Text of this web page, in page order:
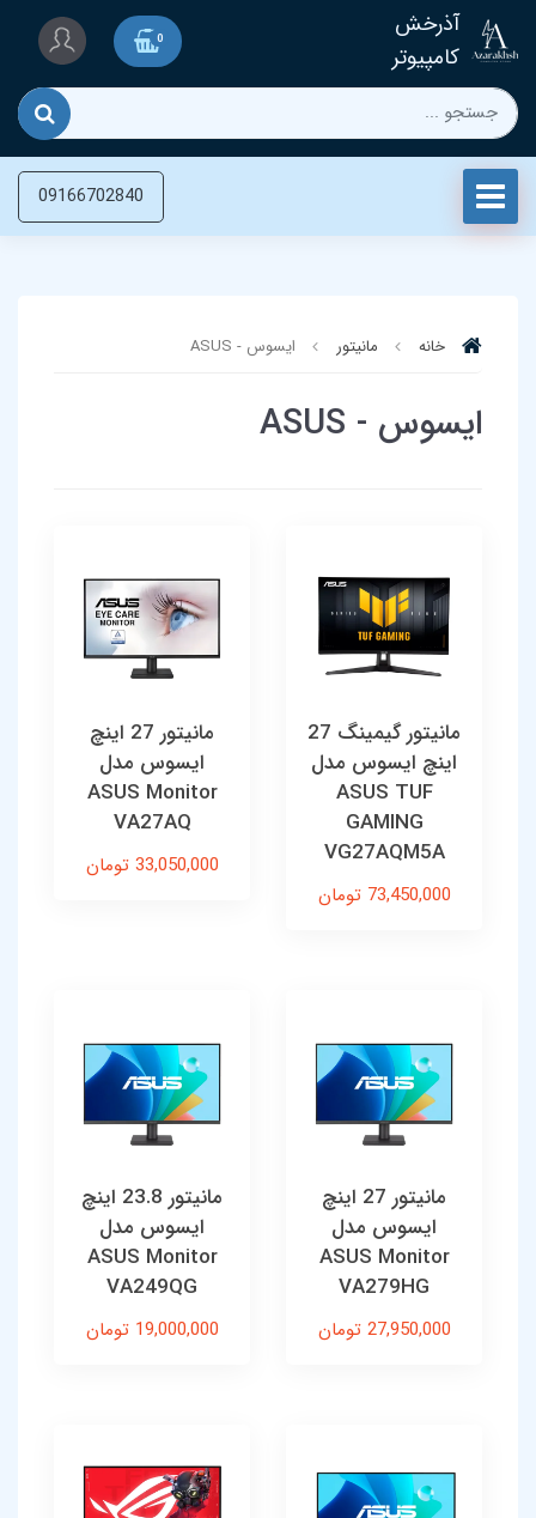
آذرخش
کامپیوتر
0
09166702840
خانه مانیتور ایسوس - ASUS
ایسوس - ASUS
مانیتور گیمینگ 27
اینچ ایسوس مدل
ASUS TUF
GAMING
VG27AQM5A
73,450,000 تومان
مانیتور 27 اینچ
ایسوس مدل
ASUS Monitor
VA27AQ
33,050,000 تومان
مانیتور 27 اینچ
ایسوس مدل
ASUS Monitor
VA279HG
27,950,000 تومان
مانیتور 23.8 اینچ
ایسوس مدل
ASUS Monitor
VA249QG
19,000,000 تومان